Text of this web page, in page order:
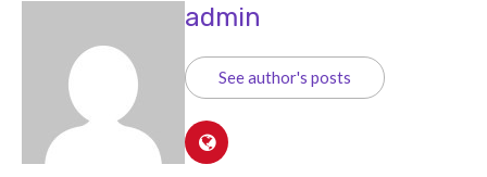
admin
See author's posts